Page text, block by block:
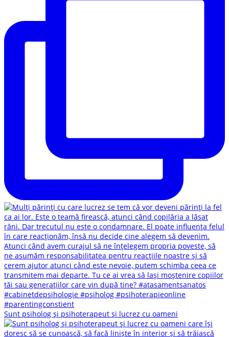
Sunt psiholog și psihoterapeut și lucrez cu oameni